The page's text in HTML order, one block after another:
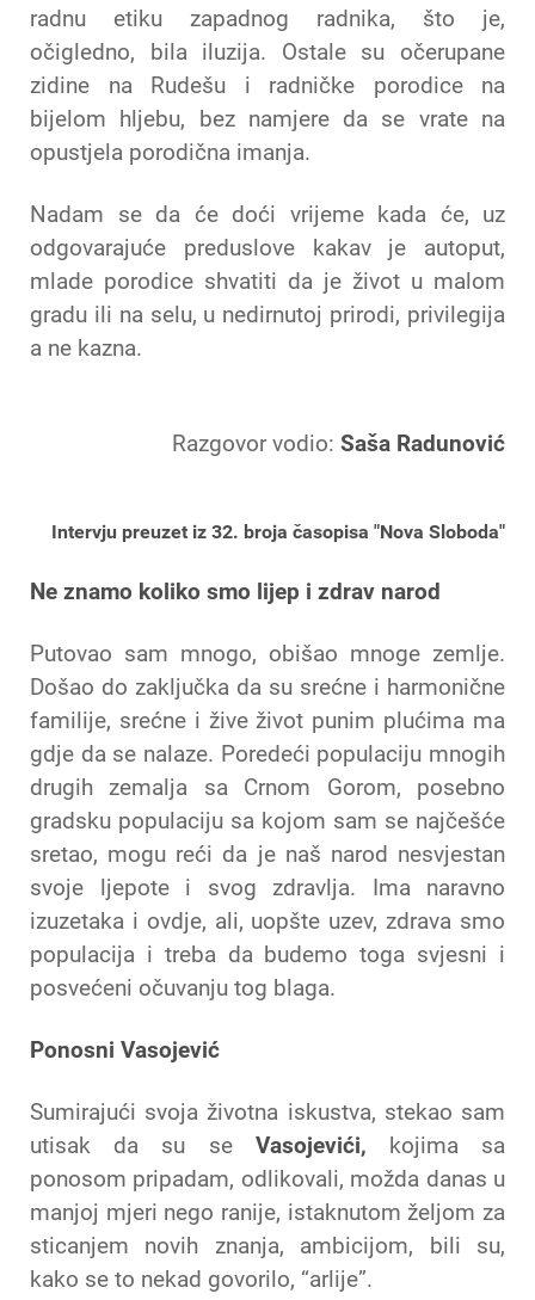
radnu etiku zapadnog radnika, što je,
očigledno, bila iluzija. Ostale su očerupane
zidine na Rudešu i radničke porodice na
bijelom hljebu, bez namjere da se vrate na
opustjela porodična imanja.
Nadam se da će doći vrijeme kada će, uz
odgovarajuće preduslove kakav je autoput,
mlade porodice shvatiti da je život u malom
gradu ili na selu, u nedirnutoj prirodi, privilegija
a ne kazna.
Razgovor vodio: Saša Radunović
Intervju preuzet iz 32. broja časopisa "Nova Sloboda"
Ne znamo koliko smo lijep i zdrav narod
Putovao sam mnogo, obišao mnoge zemlje.
Došao do zaključka da su srećne i harmonične
familije, srećne i žive život punim plućima ma
gdje da se nalaze. Poredeći populaciju mnogih
drugih zemalja sa Crnom Gorom, posebno
gradsku populaciju sa kojom sam se najčešće
sretao, mogu reći da je naš narod nesvjestan
svoje ljepote i svog zdravlja. Ima naravno
izuzetaka i ovdje, ali, uopšte uzev, zdrava smo
populacija i treba da budemo toga svjesni i
posvećeni očuvanju tog blaga.
Ponosni Vasojević
Sumirajući svoja životna iskustva, stekao sam
utisak da su se Vasojevići, kojima sa
ponosom pripadam, odlikovali, možda danas u
manjoj mjeri nego ranije, istaknutom željom za
sticanjem novih znanja, ambicijom, bili su,
kako se to nekad govorilo, “arlije”.